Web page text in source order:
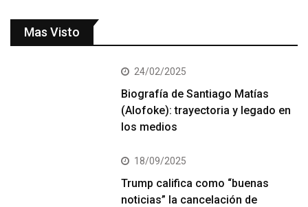
Mas Visto
24/02/2025
Biografía de Santiago Matías
(Alofoke): trayectoria y legado en
los medios
18/09/2025
Trump califica como “buenas
noticias” la cancelación de